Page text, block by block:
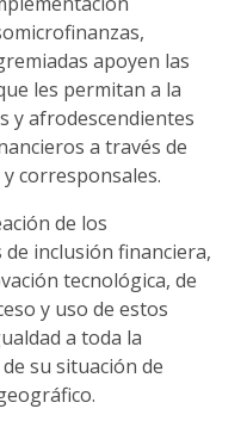
apoyen las
les permitan a la
y afrodescendientes
a través de
corresponsales.
de los
inclusión financiera,
tecnológica, de
y uso de estos
a toda la
su situación de